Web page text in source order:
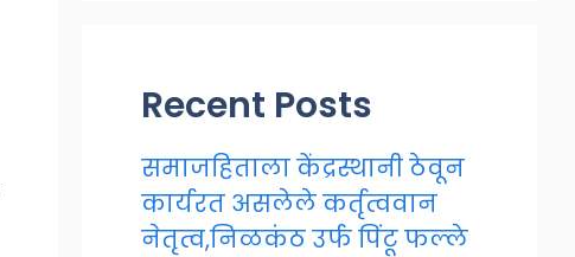
Recent Posts
समाजहिताला केंद्रस्थानी ठेवून
कार्यरत असलेले कर्तृत्ववान
नेतृत्व,निळकंठ उर्फ पिंटू फल्ले